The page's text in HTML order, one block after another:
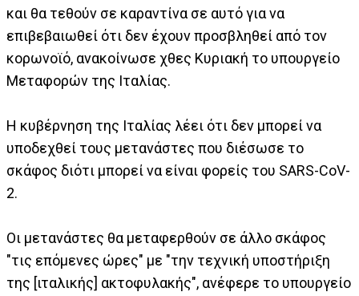
και θα τεθούν σε καραντίνα σε αυτό για να
επιβεβαιωθεί ότι δεν έχουν προσβληθεί από τον
κορωνοϊό, ανακοίνωσε χθες Κυριακή το υπουργείο
Μεταφορών της Ιταλίας.
Η κυβέρνηση της Ιταλίας λέει ότι δεν μπορεί να
υποδεχθεί τους μετανάστες που διέσωσε το
σκάφος διότι μπορεί να είναι φορείς του SARS-CoV-
2.
Οι μετανάστες θα μεταφερθούν σε άλλο σκάφος
"τις επόμενες ώρες" με "την τεχνική υποστήριξη
της [ιταλικής] ακτοφυλακής", ανέφερε το υπουργείο